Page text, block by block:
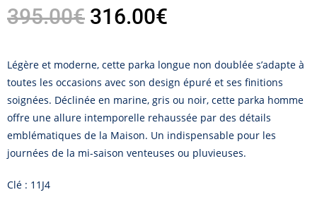
395.00€ 316.00€
Légère et moderne, cette parka longue non doublée s’adapte à
toutes les occasions avec son design épuré et ses finitions
soignées. Déclinée en marine, gris ou noir, cette parka homme
offre une allure intemporelle rehaussée par des détails
emblématiques de la Maison. Un indispensable pour les
journées de la mi-saison venteuses ou pluvieuses.
Clé : 11J4